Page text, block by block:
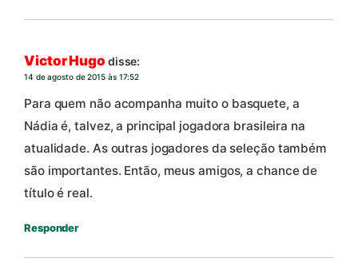
Victor Hugo disse:
14 de agosto de 2015 às 17:52
Para quem não acompanha muito o basquete, a
Nádia é, talvez, a principal jogadora brasileira na
atualidade. As outras jogadores da seleção também
são importantes. Então, meus amigos, a chance de
título é real.
Responder